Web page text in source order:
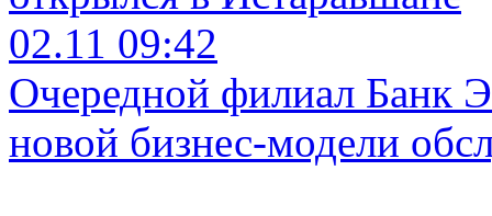
02.11 09:42
Очередной филиал Банк
новой бизнес-модели